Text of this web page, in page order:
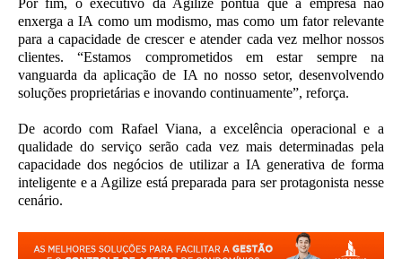
Por fim, o executivo da Agilize pontua que a empresa não
enxerga a IA como um modismo, mas como um fator relevante
para a capacidade de crescer e atender cada vez melhor nossos
clientes. “Estamos comprometidos em estar sempre na
vanguarda da aplicação de IA no nosso setor, desenvolvendo
soluções proprietárias e inovando continuamente”, reforça.
De acordo com Rafael Viana, a excelência operacional e a
qualidade do serviço serão cada vez mais determinadas pela
capacidade dos negócios de utilizar a IA generativa de forma
inteligente e a Agilize está preparada para ser protagonista nesse
cenário.